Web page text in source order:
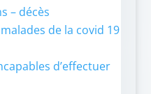
– décès
de la covid 19
d’effectuer